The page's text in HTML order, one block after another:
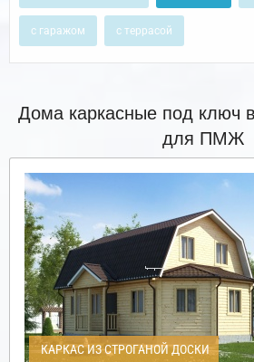
с гаражом с террасой
Дома каркасные под ключ
для ПМЖ
КАРКАС ИЗ СТРОГАНОЙ ДОСКИ